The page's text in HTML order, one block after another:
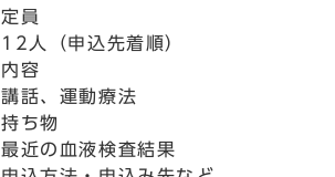
定員
12人（申込先着順）
内容
講話、運動療法
持ち物
最近の血液検査結果